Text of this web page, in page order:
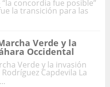
concordia fue posible”
la transición para las
Verde y la
Occidental
Verde y la invasión
Capdevila La